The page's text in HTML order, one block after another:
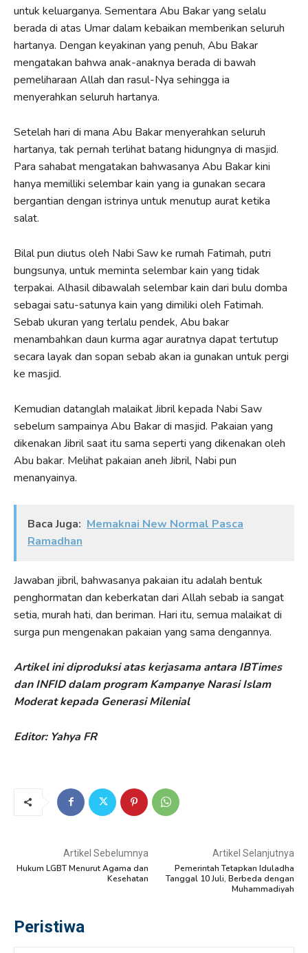
untuk keluarganya. Sementara Abu Bakar yang selalu
berada di atas Umar dalam kebaikan memberikan seluruh
hartanya. Dengan keyakinan yang penuh, Abu Bakar
mengatakan bahwa anak-anaknya berada di bawah
pemeliharaan Allah dan rasul-Nya sehingga ia
menyerahkan seluruh hartanya.
Setelah hari di mana Abu Bakar menyerahkan seluruh
hartanya, tak pernah terlihat batang hidungnya di masjid.
Para sahabat mengatakan bahwasanya Abu Bakar kini
hanya memilliki selembar kain yang ia gunakan secara
bergantian dengan istrinya untuk menutup aurat ketika
salat.
Bilal pun diutus oleh Nabi Saw ke rumah Fatimah, putri
bungsunya, untuk meminta selembar kain yang tidak
terpakai. Alhasil dibawalah selembar kain dari bulu domba
sebagai satu-satunya kain yang dimiliki oleh Fatimah.
Sebab ukuran yang terlalu pendek, Abu bakar
menambahkan daun kurma agar auratnya dapat tertutup
secara layak dan sopan sebab akan ia gunakan untuk pergi
ke masjid.
Kemudian datanglah malaikat Jibril kepada Nabi Saw
sebelum sampainya Abu Bakar di masjid. Pakaian yang
dikenakan Jibril saat itu sama seperti yang dikenakan oleh
Abu bakar. Melihat pakaian aneh Jibril, Nabi pun
menanyainya.
Baca Juga: Memaknai New Normal Pasca
Ramadhan
Jawaban jibril, bahwasanya pakaian itu adalah bentuk
penghormatan dan keberkatan dari Allah sebab ia sangat
setia, murah hati, dan beriman. Hari itu, semua malaikat di
surga pun mengenakan pakaian yang sama dengannya.
Artikel ini diproduksi atas kerjasama antara IBTimes
dan INFID dalam program Kampanye Narasi Islam
Moderat kepada Generasi Milenial
Editor: Yahya FR
Artikel Sebelumnya
Hukum LGBT Menurut Agama dan
Kesehatan
Artikel Selanjutnya
Pemerintah Tetapkan Iduladha
Tanggal 10 Juli, Berbeda dengan
Muhammadiyah
Peristiwa